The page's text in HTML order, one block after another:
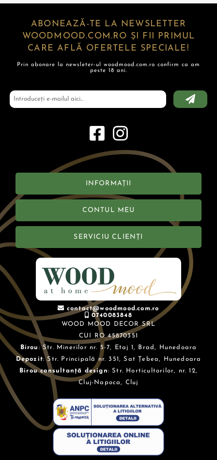
ABONEAZĂ-TE LA NEWSLETTER
WOODMOOD.COM.RO ȘI FII PRIMUL
CARE AFLĂ OFERTELE SPECIALE!
Prin abonare la newsleter-ul woodmood.com.ro confirm ca am
peste 18 ani.
INFORMAȚII
CONTUL MEU
SERVICIU CLIENȚI
contact@woodmood.com.ro
0740083848
WOOD MOOD DECOR SRL
CUI RO 45870351
Birou : Str. Minerilor nr. 5-7, Etaj 1, Brad, Hunedoara
Depozit: Str. Principală nr. 351, Sat Țebea, Hunedoara
Birou consultanță design: Str. Horticultorilor, nr. 12,
Cluj-Napoca, Cluj